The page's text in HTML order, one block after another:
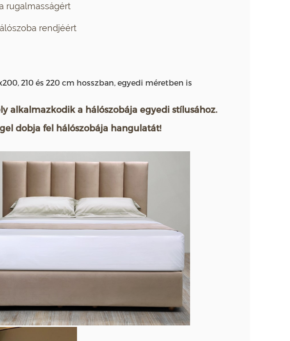
rugalmasságért
rendjéért
210 és 220 cm hosszban, egyedi méretben is
alkalmazkodik a hálószobája egyedi stílusához.
dobja fel hálószobája hangulatát!